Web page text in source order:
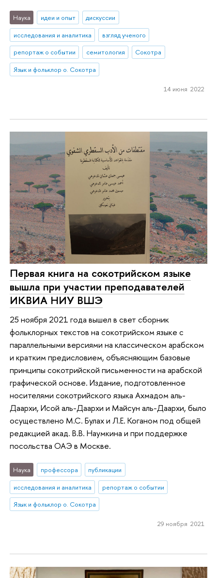
Наука идеи и опыт
дискуссии
исследования и аналитика
взгляд ученого
репортаж о событии
семитология
Сокотра
Язык и фольклор о. Сокотра
14 июня 2022
Первая книга на сокотрийском языке
вышла при участии преподавателей
ИКВИА НИУ ВШЭ
25 ноября 2021 года вышел в свет сборник
фольклорных текстов на сокотрийском языке с
параллельными версиями на классическом арабском
и кратким предисловием, объясняющим базовые
принципы сокотрийской письменности на арабской
графической основе. Издание, подготовленное
носителями сокотрийского языка Ахмадом аль-
Даархи, Исой аль-Даархи и Майсун аль-Даархи, было
осуществлено М.С. Булах и Л.Е. Коганом под общей
редакцией акад. В.В. Наумкина и при поддержке
посольства ОАЭ в Москве.
Наука профессора
публикации
исследования и аналитика
репортаж о событии
Язык и фольклор о. Сокотра
29 ноября 2021